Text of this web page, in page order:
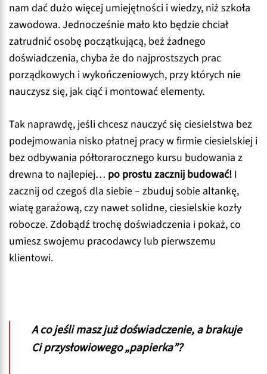
nam dać dużo więcej umiejętności i wiedzy, niż szkoła
zawodowa. Jednocześnie mało kto będzie chciał
zatrudnić osobę początkującą, beż żadnego
doświadczenia, chyba że do najprostszych prac
porządkowych i wykończeniowych, przy których nie
nauczysz się, jak ciąć i montować elementy.
Tak naprawdę, jeśli chcesz nauczyć się ciesielstwa bez
podejmowania nisko płatnej pracy w firmie ciesielskiej i
bez odbywania półtorarocznego kursu budowania z
drewna to najlepiej… po prostu zacznij budować! I
zacznij od czegoś dla siebie – zbuduj sobie altankę,
wiatę garażową, czy nawet solidne, ciesielskie kozły
robocze. Zdobądź trochę doświadczenia i pokaż, co
umiesz swojemu pracodawcy lub pierwszemu
klientowi.
A co jeśli masz już doświadczenie, a brakuje
Ci przysłowiowego „papierka”?